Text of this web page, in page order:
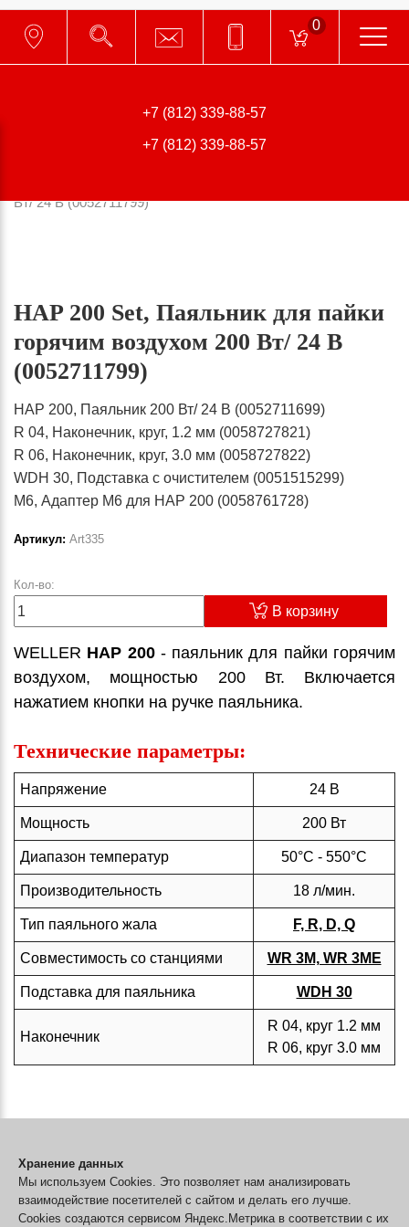
Цветочная ул., д.18, лит. А, оф. 108
+7 (812) 339-88-57
+7 (812) 339-88-57
0
Паяльное оборудование
Вт/ 24 В (0052711799)
HAP 200 Set, Паяльник для пайки
горячим воздухом 200 Вт/ 24 В
(0052711799)
HAP 200, Паяльник 200 Вт/ 24 В (0052711699)
R 04, Наконечник, круг, 1.2 мм (0058727821)
R 06, Наконечник, круг, 3.0 мм (0058727822)
WDH 30, Подставка с очистителем (0051515299)
M6, Адаптер M6 для HAP 200 (0058761728)
Артикул: Art335
Кол-во:
В корзину
WELLER HAP 200- паяльник для пайки горячим
воздухом, мощностью 200 Вт. Включается
нажатием кнопки на ручке паяльника.
Технические параметры:
Напряжение 24 В
Мощность 200 Вт
Диапазон температур 50°C - 550°С
Производительность 18 л/мин.
Тип паяльного жала F, R, D, Q
Совместимость со станциями WR 3M, WR 3ME
Подставка для паяльника WDH 30
Наконечник
R 04, круг 1.2 мм
R 06, круг 3.0 мм
В комплекте:
HAP 200, Паяльник 200 Вт/ 24 В (0052711699)
R 04, Наконечник, круг, 1.2 мм (0058727821)
R 06, Наконечник, круг, 3.0 мм (0058727822)
Хранение данных
Мы используем Cookies. Это позволяет нам анализировать
взаимодействие посетителей с сайтом и делать его лучше.
Cookies создаются сервисом Яндекс.Метрика в соответствии с их